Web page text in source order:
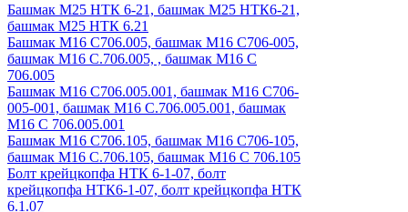
Башмак М25 НТК 6-21, башмак М25 НТК6-21,
башмак М25 НТК 6.21
Башмак М16 С706.005, башмак М16 С706-005,
башмак М16 С.706.005, , башмак М16 С
706.005
Башмак М16 С706.005.001, башмак М16 С706-
005-001, башмак М16 С.706.005.001, башмак
М16 С 706.005.001
Башмак М16 С706.105, башмак М16 С706-105,
башмак М16 С.706.105, башмак М16 С 706.105
Болт крейцкопфа НТК 6-1-07, болт
крейцкопфа НТК6-1-07, болт крейцкопфа НТК
6.1.07